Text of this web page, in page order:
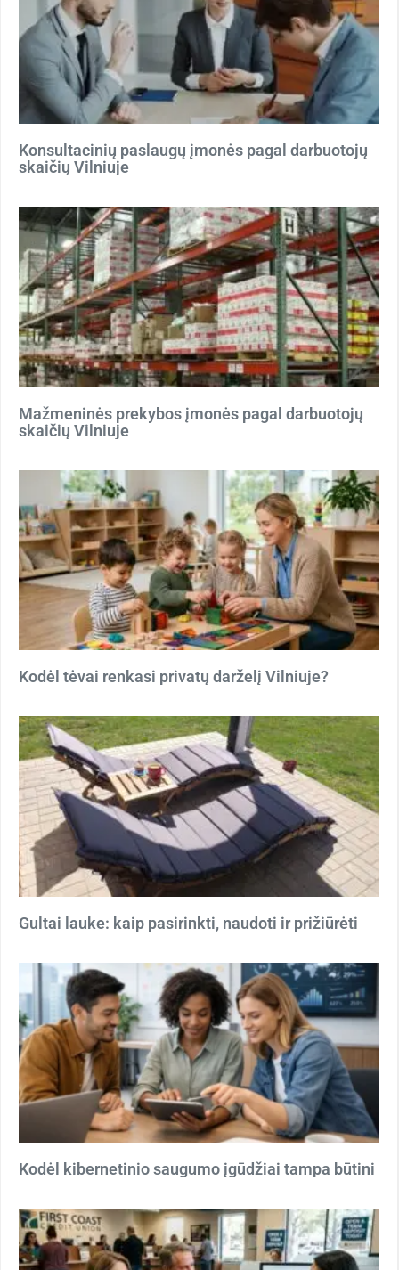
Konsultacinių paslaugų įmonės pagal darbuotojų
skaičių Vilniuje
Mažmeninės prekybos įmonės pagal darbuotojų
skaičių Vilniuje
Kodėl tėvai renkasi privatų darželį Vilniuje?
Gultai lauke: kaip pasirinkti, naudoti ir prižiūrėti
Kodėl kibernetinio saugumo įgūdžiai tampa būtini